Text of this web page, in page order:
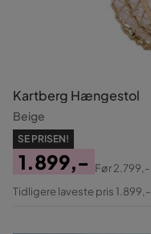
Kartberg Hængestol
Beige
SE PRISEN!
Pris
1.899,-
Original
Før2.799,-
Tidligere laveste pris 1.899,-